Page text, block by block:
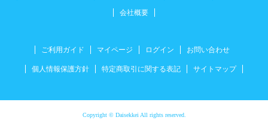
会社概要
ご利用ガイド マイページ ログイン お問い合わせ
個人情報保護方針 特定商取引に関する表記 サイトマップ
Copyright © Daisekkei All rights reserved.